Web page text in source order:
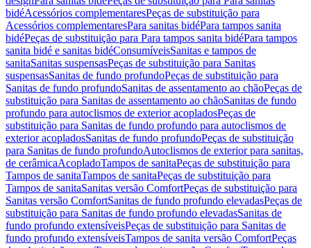
bidéAcessórios complementaresPeças de substituição para
Acessórios complementaresPara sanitas bidéPara tampos sanita
bidéPeças de substituição para Para tampos sanita bidéPara tampos
sanita bidé e sanitas bidéConsumíveisSanitas e tampos de
sanitaSanitas suspensasPeças de substituição para Sanitas
suspensasSanitas de fundo profundoPeças de substituição para
Sanitas de fundo profundoSanitas de assentamento ao chãoPeças de
substituição para Sanitas de assentamento ao chãoSanitas de fundo
profundo para autoclismos de exterior acopladosPeças de
substituição para Sanitas de fundo profundo para autoclismos de
exterior acopladosSanitas de fundo profundoPeças de substituição
para Sanitas de fundo profundoAutoclismos de exterior para sanitas,
de cerâmicaAcopladoTampos de sanitaPeças de substituição para
Tampos de sanitaTampos de sanitaPeças de substituição para
Tampos de sanitaSanitas versão ComfortPeças de substituição para
Sanitas versão ComfortSanitas de fundo profundo elevadasPeças de
substituição para Sanitas de fundo profundo elevadasSanitas de
fundo profundo extensíveisPeças de substituição para Sanitas de
fundo profundo extensíveisTampos de sanita versão ComfortPeças